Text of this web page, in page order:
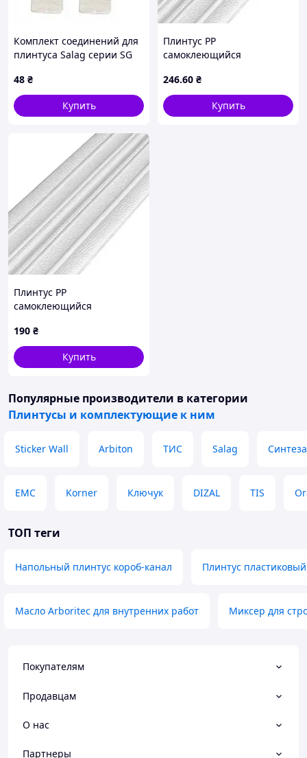
Комплект соединений для
плинтуса Salag серии SG
48 ₴
Купить
Плинтус РР
самоклеющийся
SW-00001808 KLB
246.60 ₴
Купить
Плинтус РР
самоклеющийся
SW-00001808
190 ₴
Купить
Популярные производители в категории
Плинтусы и комплектующие к ним
Sticker Wall Arbiton ТИС Salag
EMC Korner Ключук DIZAL TIS
ТОП теги
Напольный плинтус короб-канал Плинтус
Масло Arboritec для внутренних работ Миксер для
Покупателям
Продавцам
О нас
Партнеры